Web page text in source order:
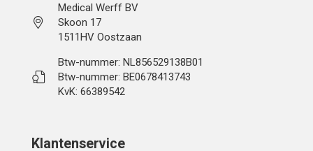
Medical Werff BV
Skoon 17
1511HV Oostzaan
Btw-nummer: NL856529138B01
Btw-nummer: BE0678413743
KvK: 66389542
Klantenservice